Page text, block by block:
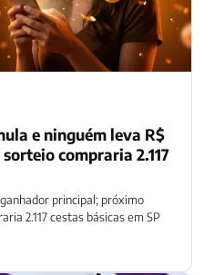
e ninguém leva R$
compraria 2.117
principal; próximo
2.117 cestas básicas em SP